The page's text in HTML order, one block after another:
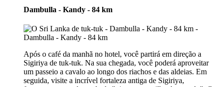
Dambulla - Kandy - 84 km
Após o café da manhã no hotel, você partirá em direção a
Sigiriya de tuk-tuk. Na sua chegada, você poderá aproveitar
um passeio a cavalo ao longo dos riachos e das aldeias. Em
seguida, visite a incrível fortaleza antiga de Sigiriya,